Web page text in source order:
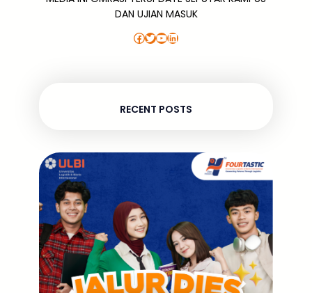
DAN UJIAN MASUK
Facebook Twitter YouTube LinkedIn
RECENT POSTS